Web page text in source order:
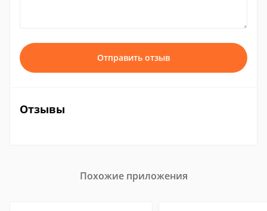
Отправить отзыв
Отзывы
Похожие приложения